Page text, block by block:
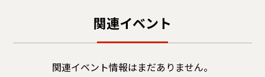
関連イベント
関連イベント情報はまだありません。